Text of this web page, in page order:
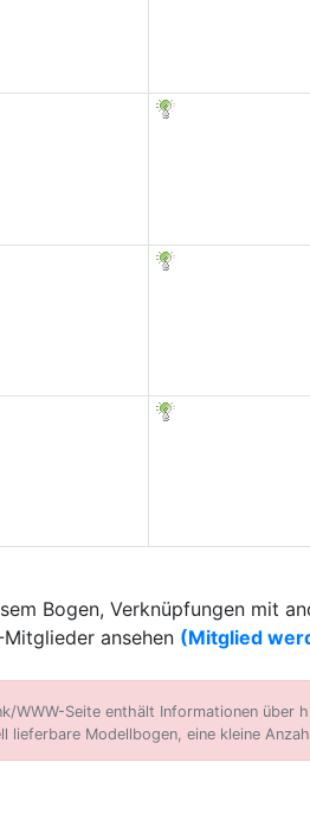
Bogen, Verknüpfungen mit
ansehen (Mitglied
WWW-Seite enthält Informationen
lieferbare Modellbogen, eine kleine